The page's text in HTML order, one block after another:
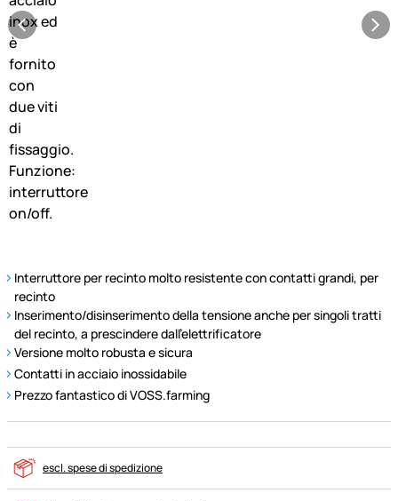
Interruttore per recinto molto resistente con contatti grandi, per
recinto
Inserimento/disinserimento della tensione anche per singoli tratti
del recinto, a prescindere dall’elettrificatore
Versione molto robusta e sicura
Contatti in acciaio inossidabile
Prezzo fantastico di VOSS.farming
escl. spese di spedizione